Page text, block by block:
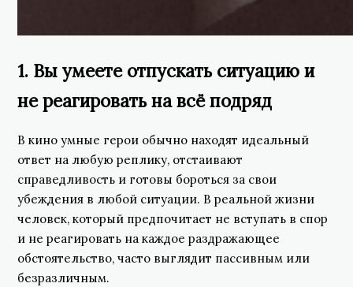
1. Вы умеете отпускать ситуацию и
не реагировать на всё подряд
В кино умные герои обычно находят идеальный
ответ на любую реплику, отстаивают
справедливость и готовы бороться за свои
убеждения в любой ситуации. В реальной жизни
человек, который предпочитает не вступать в спор
и не реагировать на каждое раздражающее
обстоятельство, часто выглядит пассивным или
безразличным.